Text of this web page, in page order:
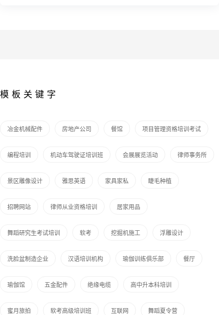
模板关键字
冶金机械配件 房地产公司 餐馆 项目管理资格培训考试
编程培训 机动车驾驶证培训班 会展展览活动 律师事务所
景区雕像设计 雅思英语 家具家私 睫毛种植
招聘网站 律师从业资格培训 居家用品
舞蹈研究生考试培训 软考 挖掘机施工 浮雕设计
洗脸盆制造企业 汉语培训机构 瑜伽训练俱乐部 餐厅
瑜伽馆 五金配件 绝缘电缆 高中升本科培训
蜜月旅拍 软考高级培训班 互联网 舞蹈夏令营